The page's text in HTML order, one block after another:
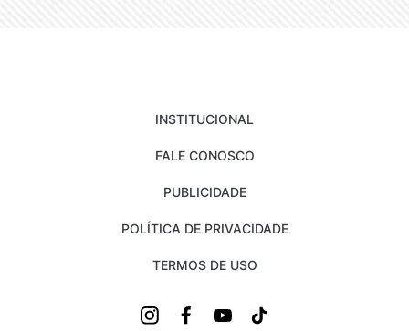
INSTITUCIONAL
FALE CONOSCO
PUBLICIDADE
POLÍTICA DE PRIVACIDADE
TERMOS DE USO